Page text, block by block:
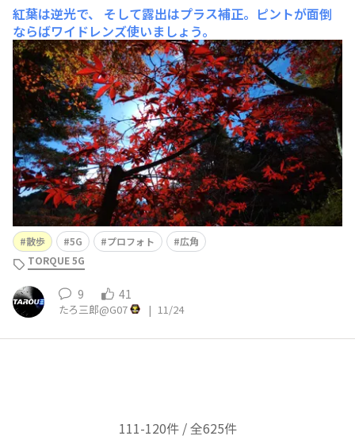
紅葉は逆光で、
そして露出はプラス補正。ピントが面倒
ならばワイドレンズ使いましょう。
散歩 5G プロフォト
広角
TORQUE 5G
9 41
たろ三郎@G07 | 11/24
111-120件 / 全625件